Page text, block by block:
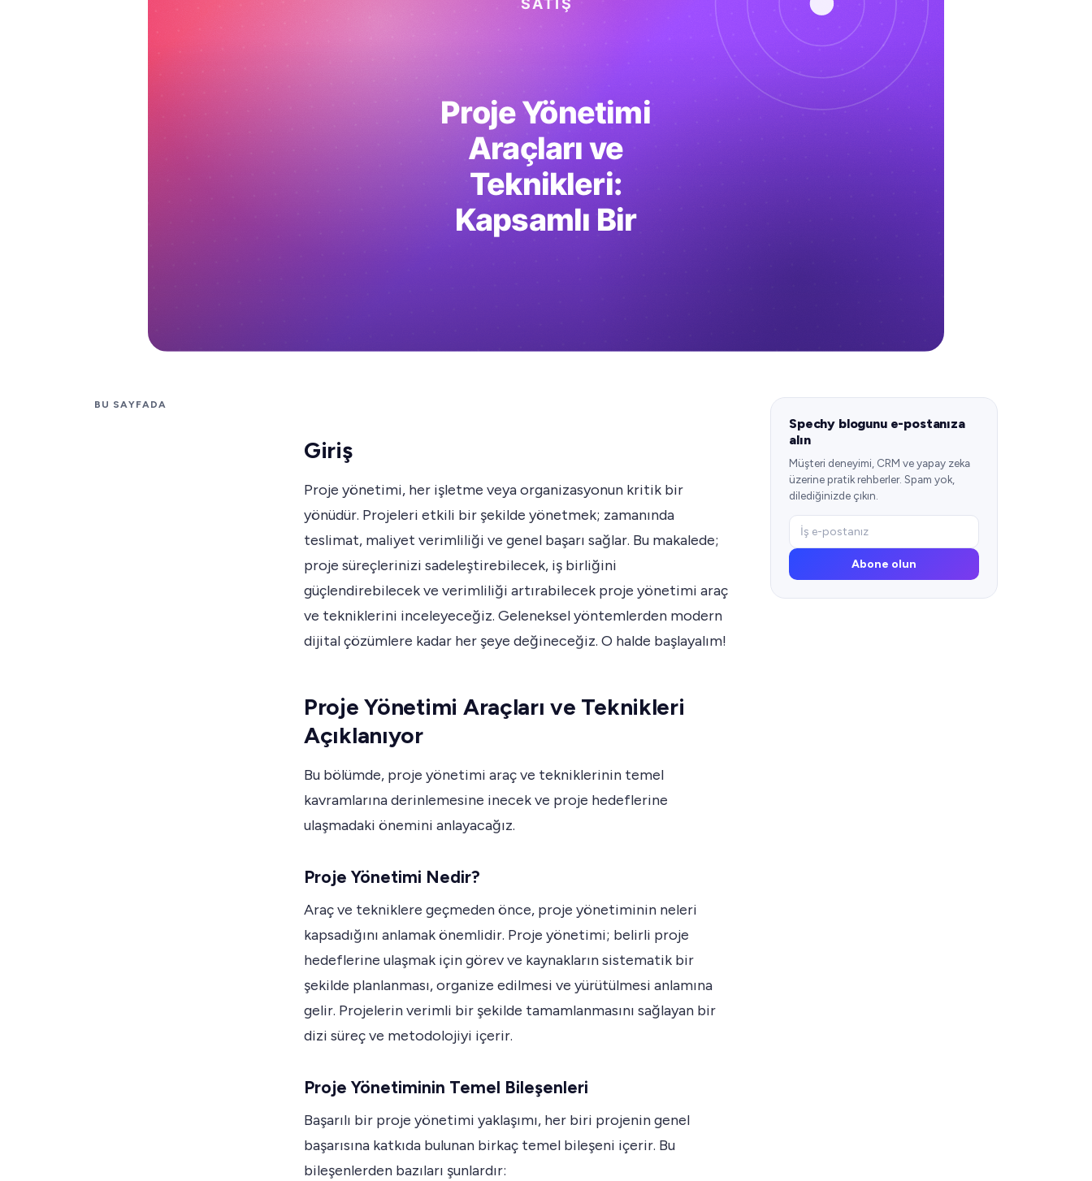
BU SAYFADA
Giriş
Proje yönetimi, her işletme veya organizasyonun kritik bir
yönüdür. Projeleri etkili bir şekilde yönetmek; zamanında
teslimat, maliyet verimliliği ve genel başarı sağlar. Bu makalede;
proje süreçlerinizi sadeleştirebilecek, iş birliğini
güçlendirebilecek ve verimliliği artırabilecek proje yönetimi araç
ve tekniklerini inceleyeceğiz. Geleneksel yöntemlerden modern
dijital çözümlere kadar her şeye değineceğiz. O halde başlayalım!
Proje Yönetimi Araçları ve Teknikleri
Açıklanıyor
Bu bölümde, proje yönetimi araç ve tekniklerinin temel
kavramlarına derinlemesine inecek ve proje hedeflerine
ulaşmadaki önemini anlayacağız.
Proje Yönetimi Nedir?
Araç ve tekniklere geçmeden önce, proje yönetiminin neleri
kapsadığını anlamak önemlidir. Proje yönetimi; belirli proje
hedeflerine ulaşmak için görev ve kaynakların sistematik bir
şekilde planlanması, organize edilmesi ve yürütülmesi anlamına
gelir. Projelerin verimli bir şekilde tamamlanmasını sağlayan bir
dizi süreç ve metodolojiyi içerir.
Proje Yönetiminin Temel Bileşenleri
Başarılı bir proje yönetimi yaklaşımı, her biri projenin genel
başarısına katkıda bulunan birkaç temel bileşeni içerir. Bu
bileşenlerden bazıları şunlardır:
Spechy blogunu e-postanıza
alın
Müşteri deneyimi, CRM ve yapay zeka
üzerine pratik rehberler. Spam yok,
dilediğinizde çıkın.
Abone olun